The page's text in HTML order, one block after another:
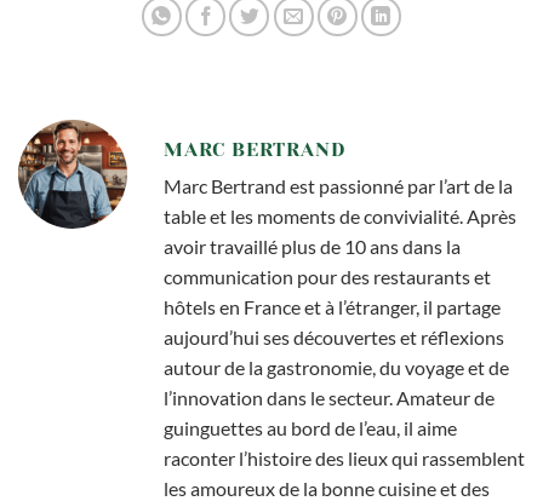
MARC BERTRAND
Marc Bertrand est passionné par l’art de la
table et les moments de convivialité. Après
avoir travaillé plus de 10 ans dans la
communication pour des restaurants et
hôtels en France et à l’étranger, il partage
aujourd’hui ses découvertes et réflexions
autour de la gastronomie, du voyage et de
l’innovation dans le secteur. Amateur de
guinguettes au bord de l’eau, il aime
raconter l’histoire des lieux qui rassemblent
les amoureux de la bonne cuisine et des